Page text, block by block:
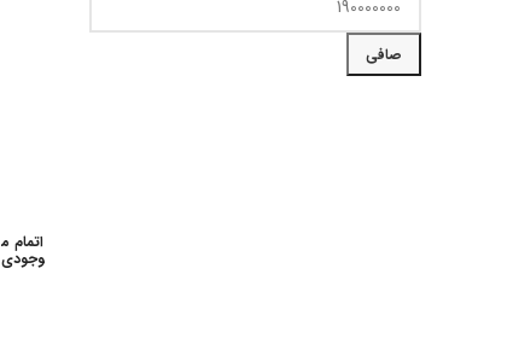
حداقل
قیمت
حداكثر
قيمت
صافی
اتمام م
وجودی